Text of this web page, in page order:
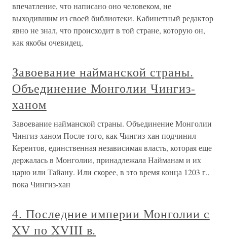
впечатление, что написано оно человеком, не
выходившим из своей библиотеки. Кабинетный редактор
явно не знал, что происходит в той стране, которую он,
как якобы очевидец,
Завоевание найманской страны.
Объединение Монголии Чингиз-
ханом
Завоевание найманской страны. Объединение Монголии
Чингиз-ханом После того, как Чингиз-хан подчинил
Кереитов, единственная независимая власть, которая еще
держалась в Монголии, принадлежала Найманам и их
царю или Тайану. Или скорее, в это время конца 1203 г.,
пока Чингиз-хан
4. Последние империи Монголии с
XV по XVIII в.